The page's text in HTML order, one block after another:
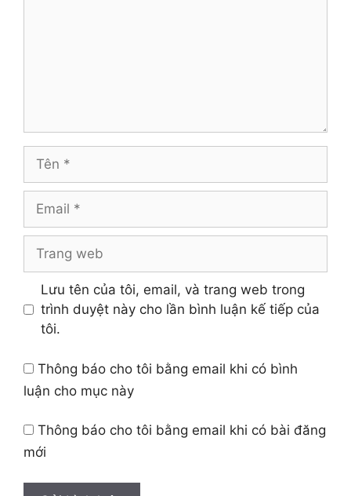
Tên
Email
Trang
Lưu tên của tôi, email, và trang web trong
trình duyệt này cho lần bình luận kế tiếp của
tôi.
Thông báo cho tôi bằng email khi có bình
luận cho mục này
Thông báo cho tôi bằng email khi có bài đăng
mới